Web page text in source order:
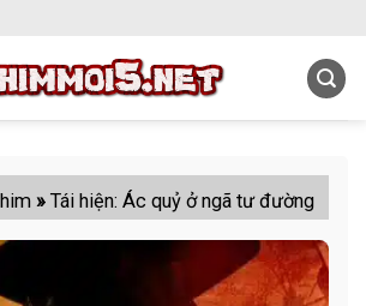
»Tái hiện: Ác quỷ ở ngã tư đường